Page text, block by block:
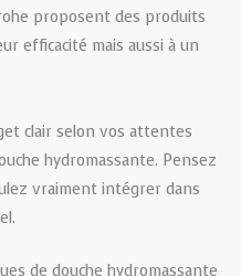
proposent des produits
efficacité mais aussi à un
clair selon vos attentes
hydromassante. Pensez
vraiment intégrer dans
de douche hydromassante